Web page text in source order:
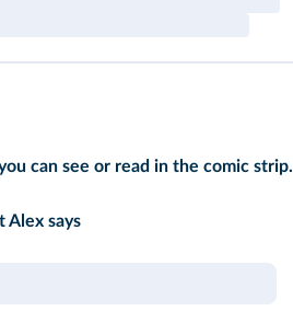
can see or read in the comic strip.
Alex says